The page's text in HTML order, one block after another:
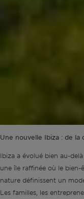
Une nouvelle Ibiza : de la
Ibiza a évolué bien au-
une île raffinée où le
nature définissent un
Les familles, les